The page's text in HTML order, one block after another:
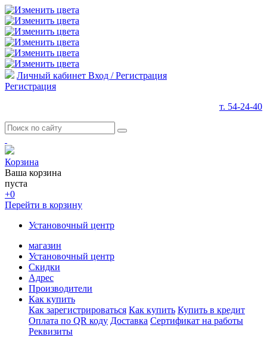
Личный кабинет Вход / Регистрация
Регистрация
т. 54-24-40
Корзина
Ваша корзина
пуста
+0
Перейти в корзину
Установочный центр
магазин
Установочный центр
Скидки
Адрес
Производители
Как купить
Как зарегистрироваться Как купить Купить в кредит
Оплата по QR коду Доставка Сертификат на работы
Реквизиты